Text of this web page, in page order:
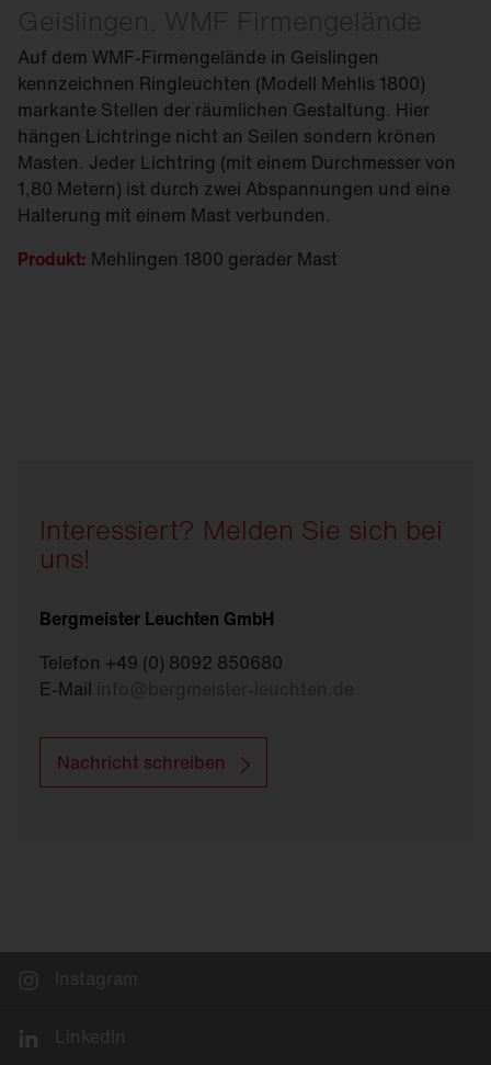
Geislingen, WMF Firmengelände
Auf dem WMF-Firmengelände in Geislingen
kennzeichnen Ringleuchten (Modell Mehlis 1800)
markante Stellen der räumlichen Gestaltung. Hier
hängen Lichtringe nicht an Seilen sondern krönen
Masten. Jeder Lichtring (mit einem Durchmesser von
1,80 Metern) ist durch zwei Abspannungen und eine
Halterung mit einem Mast verbunden.
Produkt: Mehlingen 1800 gerader Mast
Interessiert? Melden Sie sich bei
uns!
Bergmeister Leuchten GmbH
Telefon +49 (0) 8092 850680
E-Mail
Nachricht schreiben
Instagram
LinkedIn